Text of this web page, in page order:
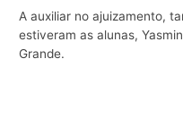
A auxiliar no ajuizamento,
estiveram as alunas,
Grande.